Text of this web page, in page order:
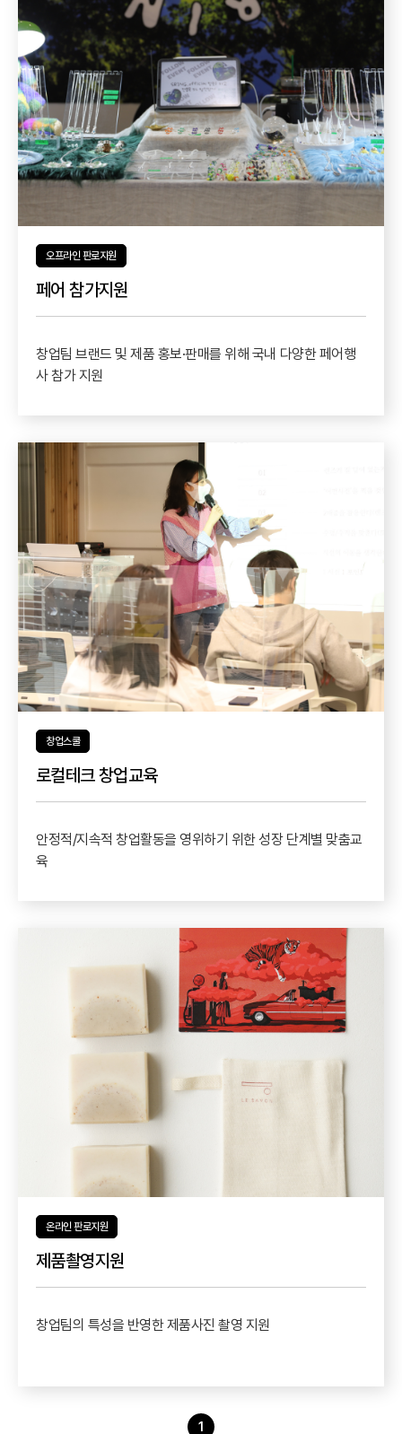
오프라인 판로지원
페어 참가지원
창업팀 브랜드 및 제품 홍보·판매를 위해 국내 다양한 페어행
사 참가 지원
창업스쿨
로컬테크 창업교육
안정적/지속적 창업활동을 영위하기 위한 성장 단계별 맞춤교
육
온라인 판로지원
제품촬영지원
창업팀의 특성을 반영한 제품사진 촬영 지원
1